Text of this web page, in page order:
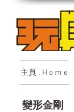
主頁 . H o m e
變形金剛